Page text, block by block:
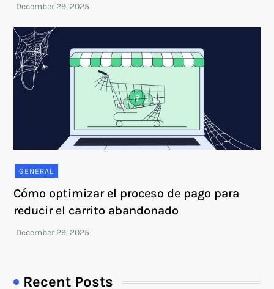
GENERAL
Cómo optimizar el proceso de pago para
reducir el carrito abandonado
Recent Posts